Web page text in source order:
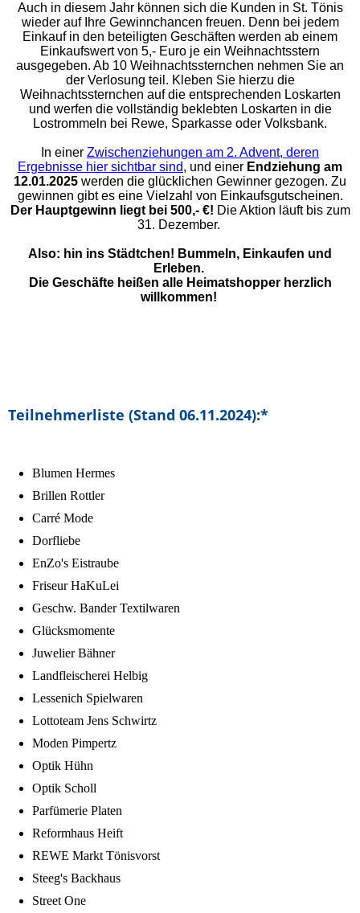
Auch in diesem Jahr können sich die Kunden in St. Tönis
wieder auf Ihre Gewinnchancen freuen. Denn bei jedem
Einkauf in den beteiligten Geschäften werden ab einem
Einkaufswert von 5,- Euro je ein Weihnachtsstern
ausgegeben. Ab 10 Weihnachtssternchen nehmen Sie an
der Verlosung teil. Kleben Sie hierzu die
Weihnachtssternchen auf die entsprechenden Loskarten
und werfen die vollständig beklebten Loskarten in die
Lostrommeln bei Rewe, Sparkasse oder Volksbank.
In einer Zwischenziehungen am 2. Advent, deren
Ergebnisse hier sichtbar sind, und einer Endziehung am
12.01.2025 werden die glücklichen Gewinner gezogen. Zu
gewinnen gibt es eine Vielzahl von Einkaufsgutscheinen.
Der Hauptgewinn liegt bei 500,- €! Die Aktion läuft bis zum
31. Dezember.
Also: hin ins Städtchen! Bummeln, Einkaufen und
Erleben.
Die Geschäfte heißen alle Heimatshopper herzlich
willkommen!
Teilnehmerliste (Stand 06.11.2024):*
Blumen Hermes
Brillen Rottler
Carré Mode
Dorfliebe
EnZo's Eistraube
Friseur HaKuLei
Geschw. Bander Textilwaren
Glücksmomente
Juwelier Bähner
Landfleischerei Helbig
Lessenich Spielwaren
Lottoteam Jens Schwirtz
Moden Pimpertz
Optik Hühn
Optik Scholl
Parfümerie Platen
Reformhaus Heift
REWE Markt Tönisvorst
Steeg's Backhaus
Street One